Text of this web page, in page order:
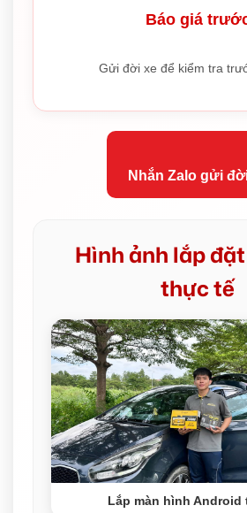
Báo giá
Gửi đời xe để kiểm tra
Nhắn Zalo gửi
Hình ảnh lắp
thực tế
Lắp màn hình Android